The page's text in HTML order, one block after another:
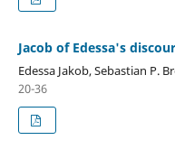
Jacob of Edessa's
Edessa Jakob, Sebastian P.
20-36